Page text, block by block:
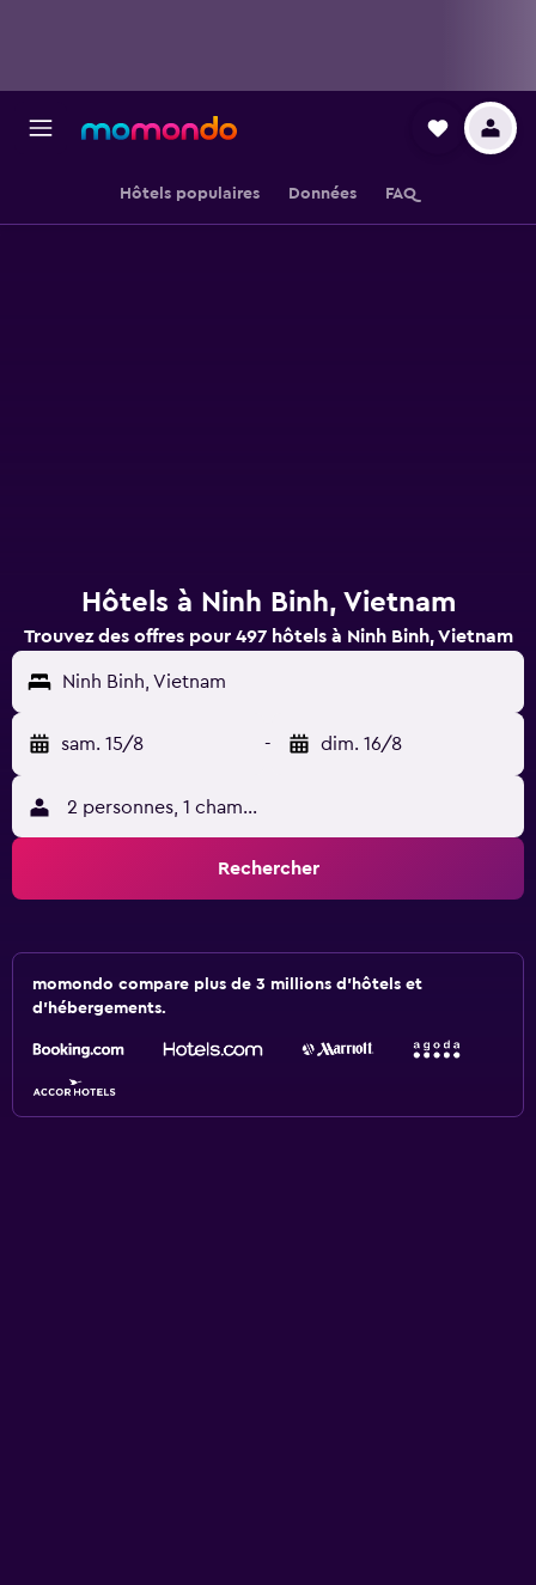
Hôtels populaires Données FAQ
Hôtels à Ninh Binh, Vietnam
Trouvez des offres pour 497 hôtels à Ninh Binh, Vietnam
Ninh Binh, Vietnam
sam. 15/8 - dim. 16/8
2 personnes, 1 chambre
Rechercher
momondo compare plus de 3 millions d'hôtels et
d'hébergements.